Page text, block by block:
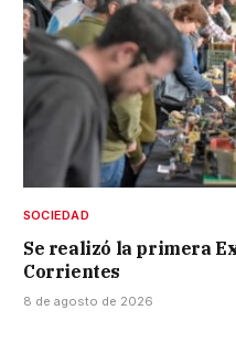
SOCIEDAD
Se realizó la primera
Corrientes
8 de agosto de 2026